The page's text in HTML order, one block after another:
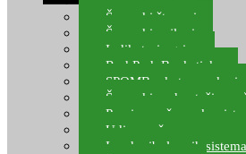
Šaranski štapovi
Šaranski najloni
Indikatori ugriza
Rod Pod, Banksticks
SPOMB rakete, markeri
Šaranski podmetači,
Pernice za šaranske
Udice za šarana, amura
Izrada ribolovnih sistema